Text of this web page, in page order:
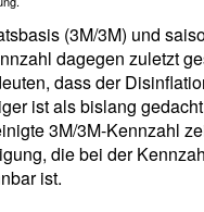
(3M/3M) und
dagegen zuletzt
dass der
ist als bislang
3M/3M-Kennzahl
die bei der
ist.